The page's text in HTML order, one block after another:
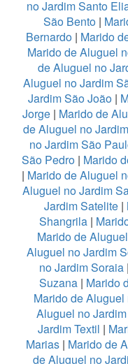
no Jardim Santo
São Bento |
Bernardo | Marido
Marido de Aluguel
de Aluguel no
Aluguel no Jardim
Jardim São João|
Jorge | Marido de
de Aluguel no
no Jardim São
São Pedro | Marido
| Marido de Aluguel
Aluguel no Jardim
Jardim Satelite |
Shangrila|
Marido de
Aluguel no Jardim
no Jardim Soraia|
Suzana | Marido
Marido de
Aluguel no
Jardim Textil |
Marias | Marido de
de Aluguel no